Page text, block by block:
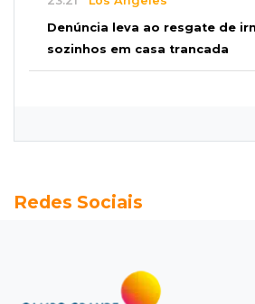
Denúncia leva ao resgate de
sozinhos em casa trancada
formação de ciclone bomba
23:00Ideb
Chapadão do Sul
Redes Sociais